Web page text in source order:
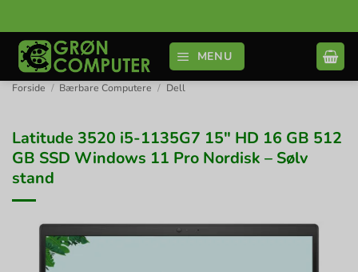
til
indhold
MENU
Forside / Bærbare Computere / Dell
Latitude 3520 i5-1135G7 15″ HD 16 GB 512
GB SSD Windows 11 Pro Nordisk – Sølv
stand